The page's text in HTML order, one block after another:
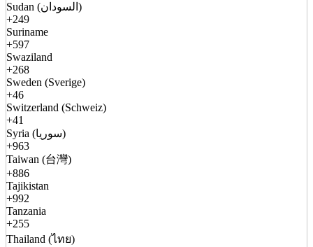
Sudan (السودان)
+249
Suriname
+597
Swaziland
+268
Sweden (Sverige)
+46
Switzerland (Schweiz)
+41
Syria (سوريا)
+963
Taiwan (台灣)
+886
Tajikistan
+992
Tanzania
+255
Thailand (ไทย)